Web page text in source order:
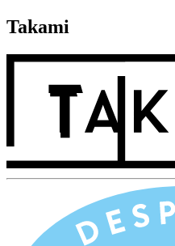
Takami